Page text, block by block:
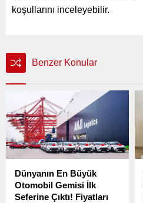
koşullarını inceleyebilir.
Benzer Konular
Dünyanın En Büyük
Otomobil Gemisi İlk
Seferine Çıktı! Fiyatları